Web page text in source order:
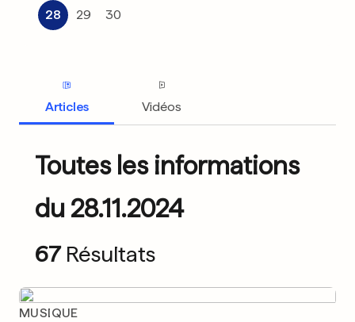
28 29 30
Articles Vidéos
Toutes les informations
du 28.11.2024
67 Résultats
MUSIQUE